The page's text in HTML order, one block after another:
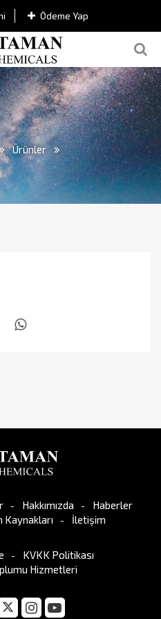
Ödeme Yap
Ürünler
Hakkımızda
Haberler
Kaynakları İletişim
KVKK Politikası
Hizmetleri